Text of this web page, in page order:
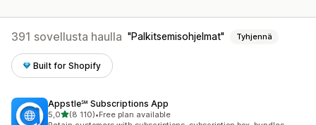
391 sovellusta haulla Palkitsemisohjelmat Tyhjennä
Built for Shopify
Appstle℠ Subscriptions App
5,0/ 5 tähteä
(8 110)
8110 arvostelua yhteensä
•Free plan available